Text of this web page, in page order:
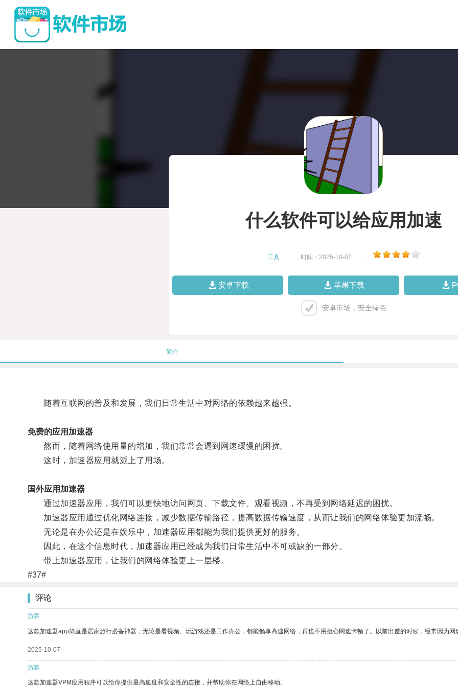
什么软件可以给应用加速
工具 时间：2025-10-07
安卓下载 苹果下载
安卓市场，安全绿色
简介
随着互联网的普及和发展，我们日常生活中对网络的依赖越来越强。
免费的应用加速器
然而，随着网络使用量的增加，我们常常会遇到网速缓慢的困扰。
这时，加速器应用就派上了用场。
国外应用加速器
通过加速器应用，我们可以更快地访问网页、下载文件、观看视频，不再受到网络延迟的困扰。
加速器应用通过优化网络连接，减少数据传输路径，提高数据传输速度，从而让我们的网络体验更加流畅。
无论是在办公还是在娱乐中，加速器应用都能为我们提供更好的服务。
因此，在这个信息时代，加速器应用已经成为我们日常生活中不可或缺的一部分。
带上加速器应用，让我们的网络体验更上一层楼。
#37#
评论
游客
这款加速器app简直是居家旅行必备神器，无论是看视频、玩游戏还是工作办公，都能畅享高速网络，再也不用担心网速卡顿了。以前出差的时候，经常因为
2025-10-07
游客
这款加速器VPM应用程序可以给你提供最高速度和安全性的连接，并帮助你在网络上自由移动。